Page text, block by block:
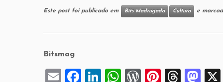
Este post foi publicado em Bits Madrugada Cultura e
Bitsmag
E
F
Li
W W
Pi
T
M